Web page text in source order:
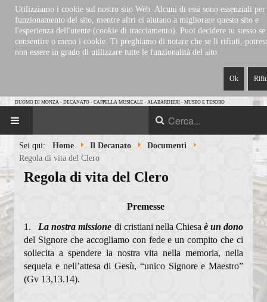
DUOMO DI MONZA - DECANATO - CAPPELLA MUSICALE - ALABARDIERI - MUSEO E TESORO
HOME
IL DECANATO
Parrocchie
Eventi in calendario
Percorsi per fidanzati
Sei qui: Home Il Decanato
Documenti
Regola di vita del Clero
Regola di vita del Clero
Premesse
1. La nostra missione di cristiani nella Chiesa è un dono
del Signore che accogliamo con fede e un compito che ci
sollecita a spendere la nostra vita nella memoria, nella
sequela e nell’attesa di Gesù, “unico Signore e Maestro”
(Gv 13,13.14).
Utilizziamo i cookie sul nostro sito Web. Alcuni di essi sono essenziali
funzionamento del sito, mentre altri ci aiutano a migliorare questo sito e
l'esperienza dell'utente (cookie di tracciamento). Puoi decidere tu stesso se
consentire o meno i cookie. Ti preghiamo di notare che se li rifiuti,
non essere in grado di utilizzare tutte le funzionalità del sito.
Ok